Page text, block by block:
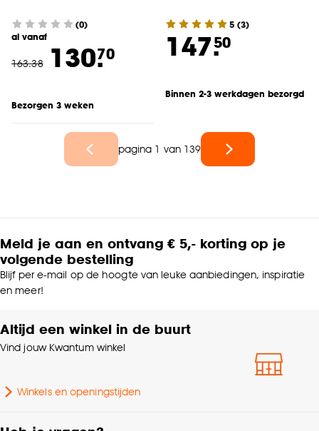
(0)
al vanaf
163.38 130.70
Bezorgen 3 weken
5 (3)
147.50
Binnen 2-3 werkdagen bezorgd
pagina 1 van 139
Meld je aan en ontvang € 5,- korting op je
volgende bestelling
Blijf per e-mail op de hoogte van leuke aanbiedingen, inspiratie
en meer!
Altijd een winkel in de buurt
Vind jouw Kwantum winkel
Winkels en openingstijden